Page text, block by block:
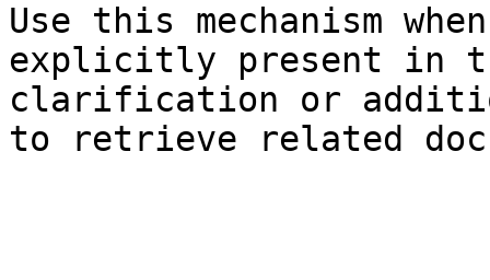
Use this mechanism
explicitly present in
clarification or